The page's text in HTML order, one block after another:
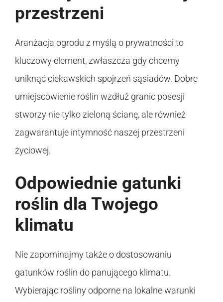
przestrzeni
Aranżacja ogrodu z myślą o prywatności to
kluczowy element, zwłaszcza gdy chcemy
uniknąć ciekawskich spojrzeń sąsiadów. Dobre
umiejscowienie roślin wzdłuż granic posesji
stworzy nie tylko zieloną ścianę, ale również
zagwarantuje intymność naszej przestrzeni
życiowej.
Odpowiednie gatunki
roślin dla Twojego
klimatu
Nie zapominajmy także o dostosowaniu
gatunków roślin do panującego klimatu.
Wybierając rośliny odporne na lokalne warunki